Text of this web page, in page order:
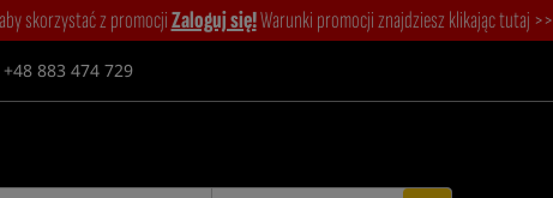
skorzystać z promocjiZaloguj się!Warunki promocji znajdziesz klikając tutaj >>
+48 883 474 729